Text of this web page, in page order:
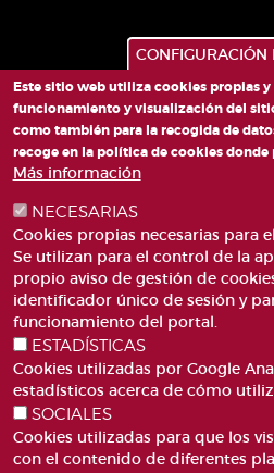
PLAZA DE SAN
Pie
de
página
ACCESIBILIDAD
CANAL DE
GLOSARIO
MAPA WEB
CONFIGURACIÓN
Este sitio web utiliza cookies propias
funcionamiento y visualización del
como también para la recogida de
recoge en la política de cookies
Más información
NECESARIAS
Cookies propias necesarias para
Se utilizan para el control de la
propio aviso de gestión de
identificador único de sesión y
funcionamiento del portal.
ESTADÍSTICAS
Cookies utilizadas por Google
estadísticos acerca de cómo
SOCIALES
Cookies utilizadas para que los
con el contenido de diferentes